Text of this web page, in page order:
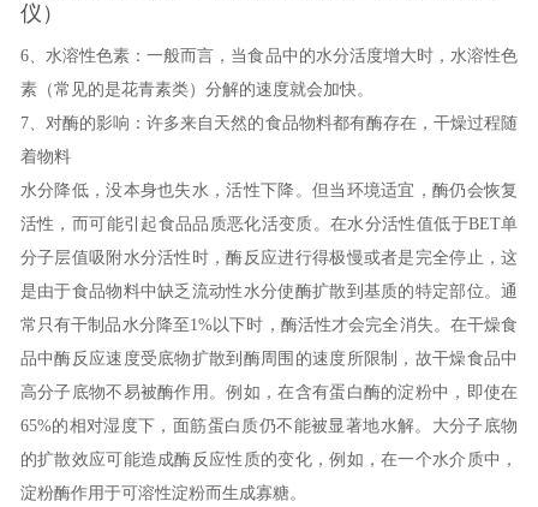
仪）
6、水溶性色素：一般而言，当食品中的水分活度增大时，水溶性色
素（常 见的是花青素类）分解的速度就会加快。
7、对酶的影响：许多来自天然的食品物料都有酶存在，干燥过程随
着物料
水分降低，没本身也失水，活性下降。但当环境适宜，酶仍会恢复
活性，而可能引起食品品质恶化活变质。在水分活性值低于BET单
分子层值吸附水分活性时，酶反应进行得极慢或者是完全停止，这
是由于食品物料中缺乏流动性水分使酶扩散到基质的特定部位。通
常只有干制品水分降至 1%以下时，酶活性才会完全消失。在干燥食
品中酶反应速度受底物扩散到酶周围的速度所限制，故干燥食品中
高分子底物不易被酶作用。例如，在含有蛋白酶的淀粉中，即使在
65%的相对湿度下，面筋蛋白质仍不能被显著地水解。大分子底物
的扩散效应可能造成酶反应性质的变化，例如，在一个水介质中，
淀粉酶作用于可溶性淀粉而生成寡糖。